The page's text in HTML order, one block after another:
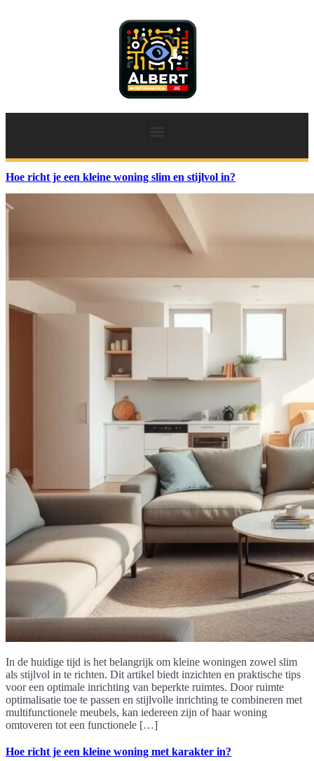
Hoe richt je een kleine woning slim en stijlvol in?
In de huidige tijd is het belangrijk om kleine woningen zowel slim
als stijlvol in te richten. Dit artikel biedt inzichten en praktische tips
voor een optimale inrichting van beperkte ruimtes. Door ruimte
optimalisatie toe te passen en stijlvolle inrichting te combineren met
multifunctionele meubels, kan iedereen zijn of haar woning
omtoveren tot een functionele […]
Hoe richt je een kleine woning met karakter in?